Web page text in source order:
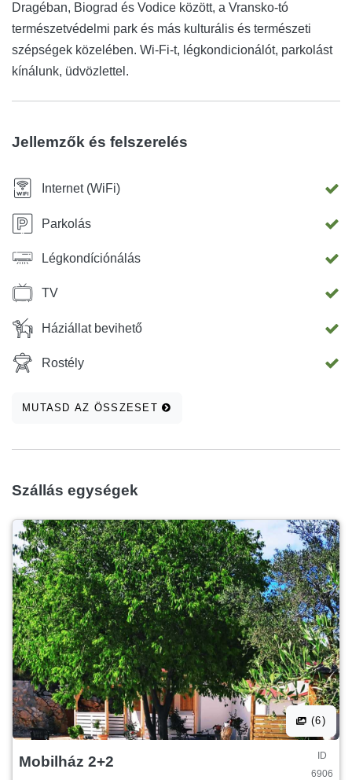
Dragéban, Biograd és Vodice között, a Vransko-tó
természetvédelmi park és más kulturális és természeti
szépségek közelében. Wi-Fi-t, légkondicionálót, parkolást
kínálunk, üdvözlettel.
Jellemzők és felszerelés
Internet (WiFi)
Parkolás
Légkondíciónálás
TV
Háziállat bevihető
Rostély
MUTASD AZ ÖSSZESET
Szállás egységek
(6)
Mobilház 2+2
ID
6906